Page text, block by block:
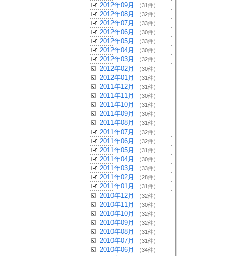
2012年09月 （31件）
2012年08月 （32件）
2012年07月 （33件）
2012年06月 （30件）
2012年05月 （33件）
2012年04月 （30件）
2012年03月 （32件）
2012年02月 （30件）
2012年01月 （31件）
2011年12月 （31件）
2011年11月 （30件）
2011年10月 （31件）
2011年09月 （30件）
2011年08月 （31件）
2011年07月 （32件）
2011年06月 （32件）
2011年05月 （31件）
2011年04月 （30件）
2011年03月 （33件）
2011年02月 （28件）
2011年01月 （31件）
2010年12月 （32件）
2010年11月 （30件）
2010年10月 （32件）
2010年09月 （32件）
2010年08月 （31件）
2010年07月 （31件）
2010年06月 （34件）